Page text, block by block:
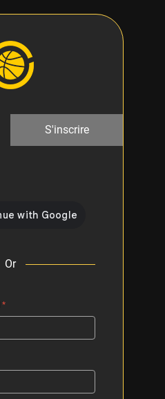
S'inscrire
Or
*